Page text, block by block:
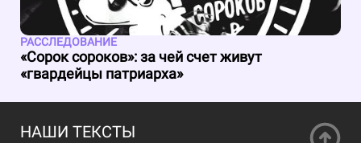
РАССЛЕДОВАНИЕ
«Сорок сороков»: за чей счет живут
«гвардейцы патриарха»
НАШИ ТЕКСТЫ